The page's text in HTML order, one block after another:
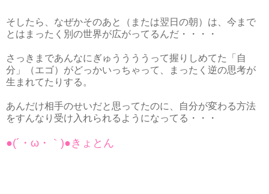
そしたら、なぜかそのあと（または翌日の朝）は、今まで
とはまったく別の世界が広がってるんだ・・・・
さっきまであんなにぎゅううううって握りしめてた「自
分」（エゴ）がどっかいっちゃって、まったく逆の思考が
生まれてたりする。
あんだけ相手のせいだと思ってたのに、自分が変わる方法
をすんなり受け入れられるようになってる・・・
●(´・ω・｀)●きょとん